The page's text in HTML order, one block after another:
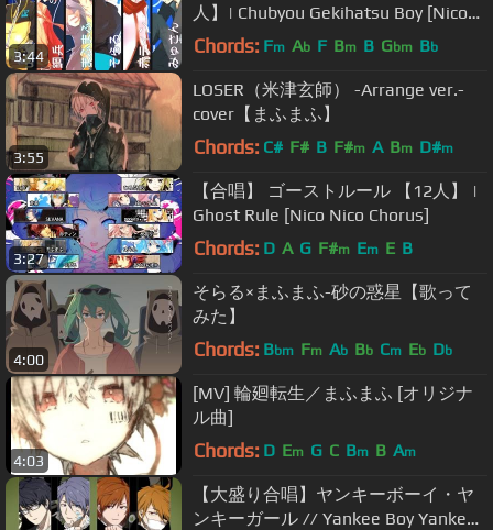
3:44
人】| Chubyou Gekihatsu Boy [Nico
Nico Chorus]
Chords: Fm Ab F Bm B Gbm Bb
3:55
LOSER（米津玄師） -Arrange ver.-
cover【まふまふ】
Chords: C# F# B F#m A Bm D#m
3:27
【合唱】 ゴーストルール 【12人】 |
Ghost Rule [Nico Nico Chorus]
Chords: D A G F#m Em E B
4:00
そらる×まふまふ-砂の惑星【歌って
みた】
Chords: Bbm Fm Ab Bb Cm Eb Db
4:03
[MV] 輪廻転生／まふまふ [オリジナ
ル曲]
Chords: D Em G C Bm B Am
【大盛り合唱】ヤンキーボーイ・ヤ
ンキーガール // Yankee Boy Yankee